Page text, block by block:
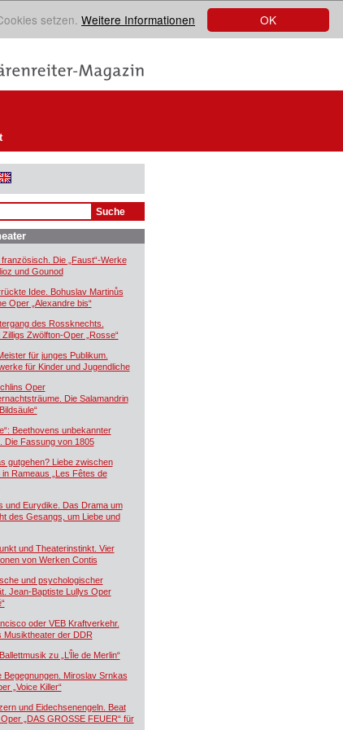
OK
setzen. Weitere Informationen
Die „Faust“-Werke
und Gounod
Idee. Bohuslav Martinůs
Oper „Alexandre bis“
des Rossknechts.
Zilligs Zwölfton-Oper „Rosse“
für junges Publikum.
für Kinder und Jugendliche
Oper
Die Salamandrin
Beethovens unbekannter
Die Fassung von 1805
gutgehen? Liebe zwischen
in Rameaus „Les Fêtes de
und Eurydike. Das Drama um
des Gesangs, um Liebe und
und Theaterinstinkt. Vier
von Werken Contis
und psychologischer
Jean-Baptiste Lullys Oper
oder VEB Kraftverkehr.
Musiktheater der DDR
zu „L’Île de Merlin“
Begegnungen. Miroslav Srnkas
„Voice Killer“
und Eidechsenengeln. Beat
„DAS GROSSE FEUER“ für